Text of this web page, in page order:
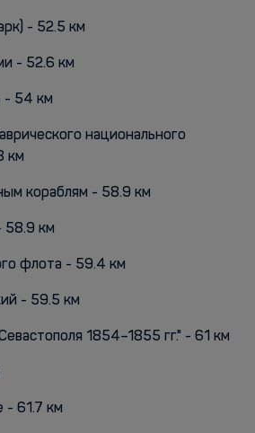
- 52.5 км
- 52.6 км
- 54 км
национального
км
кораблям - 58.9 км
58.9 км
флота - 59.4 км
- 59.5 км
1854–1855 гг." - 61 км
- 61.7 км